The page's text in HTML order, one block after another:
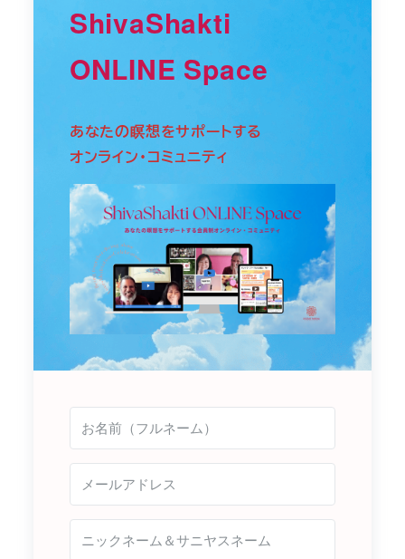
ShivaShakti
ONLINE Space
あなたの瞑想をサポートする
オンライン・コミュニティ